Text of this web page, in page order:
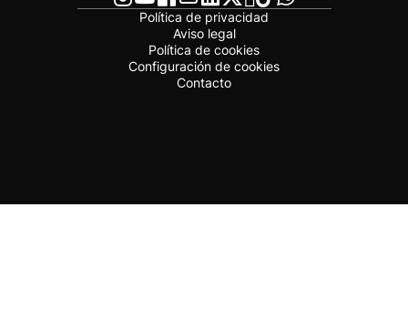
Política de privacidad
Aviso legal
Política de cookies
Configuración de cookies
Contacto